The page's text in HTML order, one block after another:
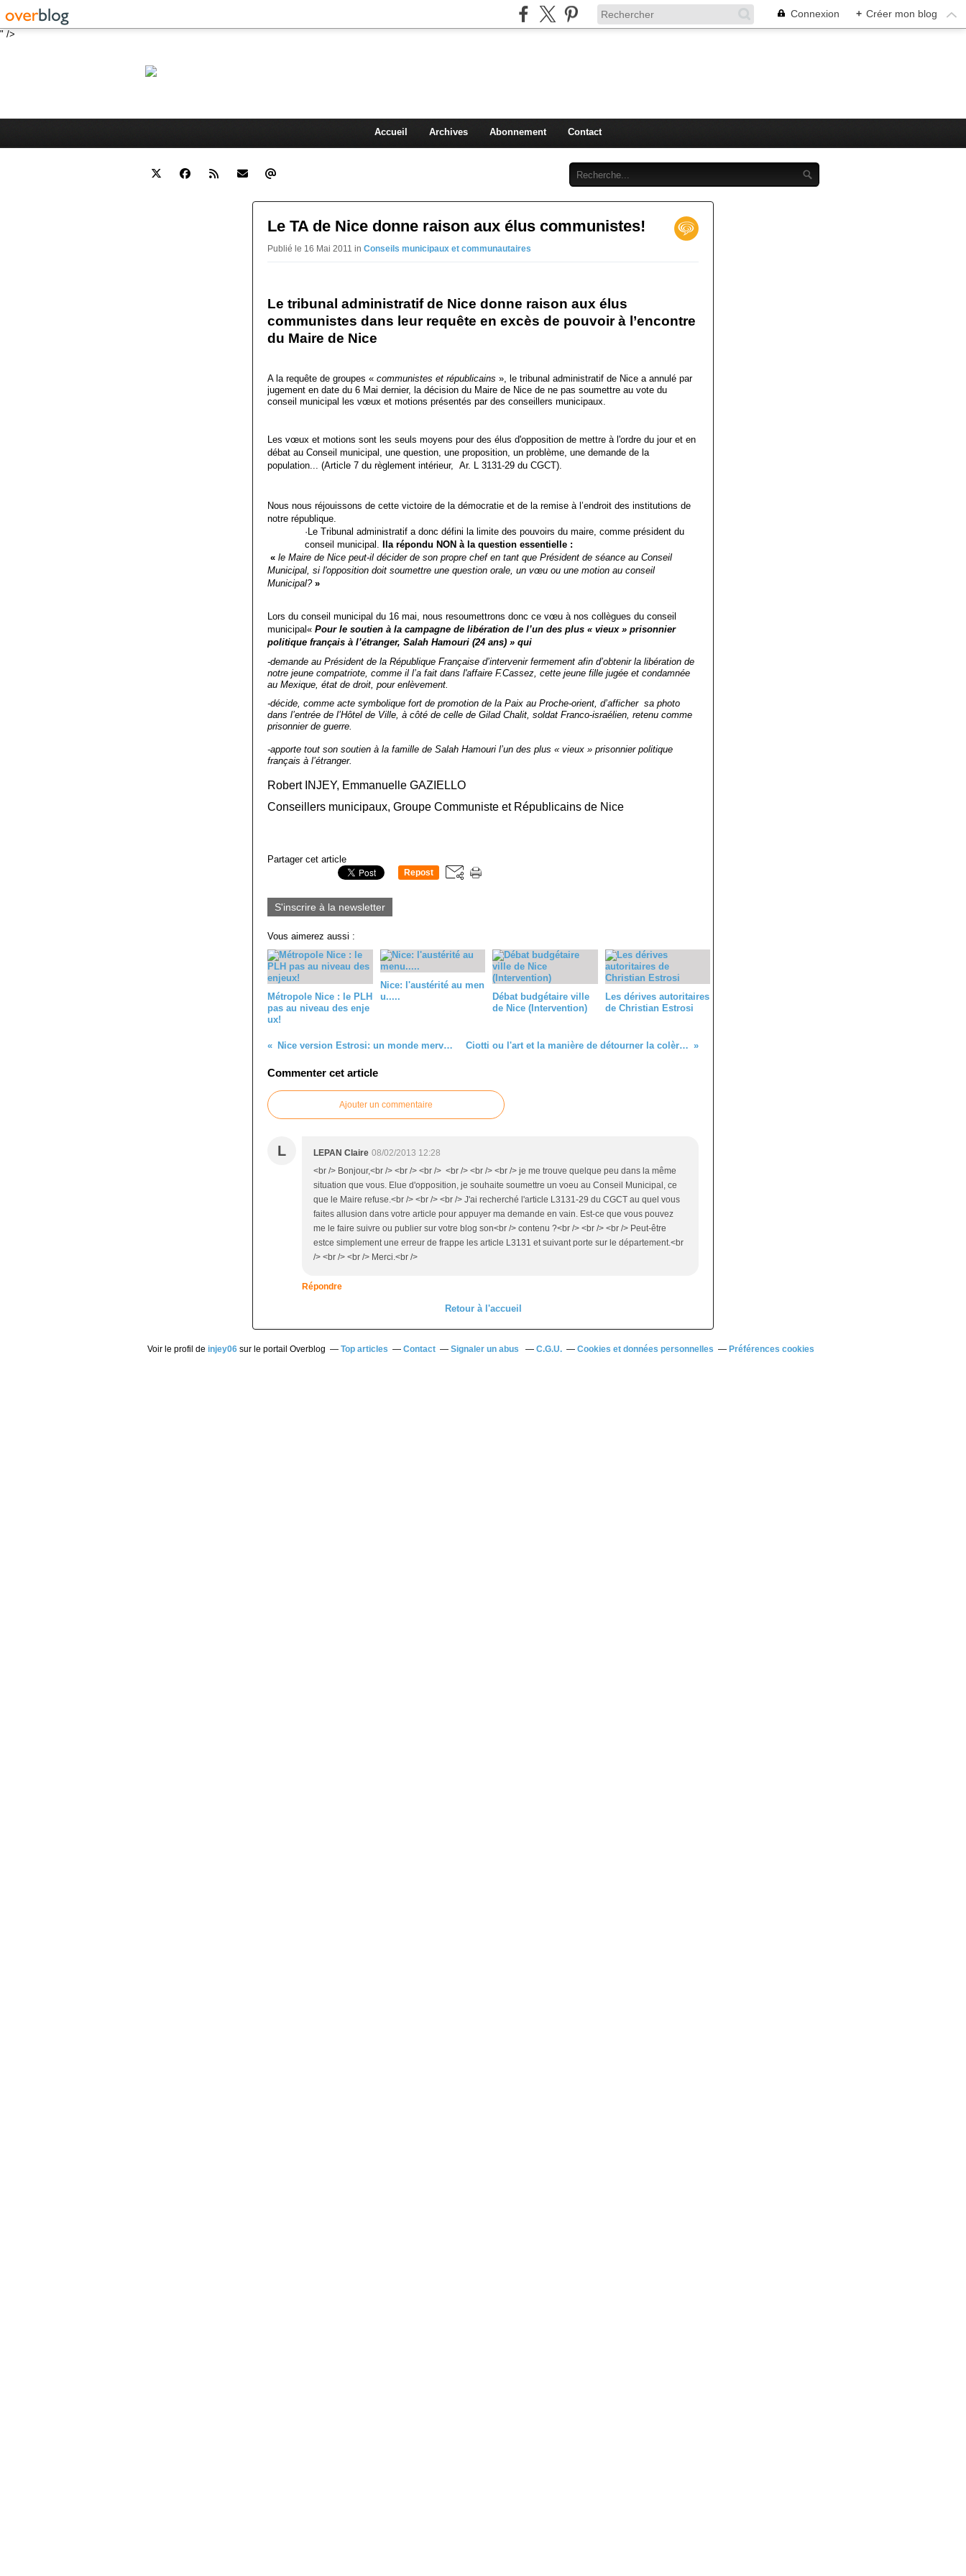
" />
Connexion + Créer mon blog
Accueil Archives Abonnement Contact
Le TA de Nice donne raison aux élus communistes!
Publié le 16 Mai 2011 in Conseils municipaux et communautaires
Le tribunal administratif de Nice donne raison aux élus
communistes dans leur requête en excès de pouvoir à l’encontre
du Maire de Nice
A la requête de groupes « communistes et républicains », le tribunal administratif de Nice a annulé par
jugement en date du 6 Mai dernier, la décision du Maire de Nice de ne pas soumettre au vote du
conseil municipal les vœux et motions présentés par des conseillers municipaux.
Les vœux et motions sont les seuls moyens pour des élus d'opposition de mettre à l'ordre du jour et en
débat au Conseil municipal, une question, une proposition, un problème, une demande de la
population... (Article 7 du règlement intérieur, Ar. L 3131-29 du CGCT).
Nous nous réjouissons de cette victoire de la démocratie et de la remise à l’endroit des institutions de
notre république.
· Le Tribunal administratif a donc défini la limite des pouvoirs du maire, comme président du
conseil municipal.
Ila répondu NON à la question essentielle :
« le Maire de Nice peut-il décider de son propre chef en tant que Président de séance au Conseil
Municipal, si l'opposition doit soumettre une question orale, un vœu ou une motion au conseil
Municipal?»
Lors du conseil municipal du 16 mai, nous resoumettrons donc ce vœu à nos collègues du conseil
municipal« Pour le soutien à la campagne de libération de l’un des plus « vieux » prisonnier
politique français à l’étranger, Salah Hamouri (24 ans) » qui
-demande au Président de la République Française d’intervenir fermement afin d’obtenir la libération de
notre jeune compatriote, comme il l’a fait dans l'affaire F.Cassez, cette jeune fille jugée et condamnée
au Mexique, état de droit, pour enlèvement.
-décide, comme acte symbolique fort de promotion de la Paix au Proche-orient, d’afficher sa photo
dans l’entrée de l’Hôtel de Ville, à côté de celle de Gilad Chalit, soldat Franco-israélien, retenu comme
prisonnier de guerre.
-apporte tout son soutien à la famille de Salah Hamouri l’un des plus « vieux » prisonnier politique
français à l’étranger.
Robert INJEY, Emmanuelle GAZIELLO
Conseillers municipaux, Groupe Communiste et Républicains de Nice
Partager cet article
Repost
S'inscrire à la newsletter
Vous aimerez aussi :
Métropole Nice : le PLH
pas au niveau des enje
ux!
Nice: l'austérité au men
u.....
Débat budgétaire ville
de Nice (Intervention)
Les dérives autoritaires
de Christian Estrosi
Nice version Estrosi: un monde merveilleux... Ciotti ou l'art et la manière de détourner la colère sociale
Commenter cet article
Ajouter un commentaire
L LEPAN Claire 08/02/2013 12:28
<br /> Bonjour,<br /> <br /> <br /> <br /> <br /> <br /> je me trouve quelque peu dans la même
situation que vous. Elue d'opposition, je souhaite soumettre un voeu au Conseil Municipal, ce
que le Maire refuse.<br /> <br /> <br /> J'ai recherché l'article L3131-29 du CGCT au quel vous
faites allusion dans votre article pour appuyer ma demande en vain. Est-ce que vous pouvez
me le faire suivre ou publier sur votre blog son<br /> contenu ?<br /> <br /> <br /> Peut-être
estce simplement une erreur de frappe les article L3131 et suivant porte sur le département.<br
/> <br /> <br /> Merci.<br />
Répondre
Retour à l'accueil
Voir le profil de injey06 sur le portail Overblog Top articles Contact Signaler un abus C.G.U. Cookies et données personnelles Préférences cookies